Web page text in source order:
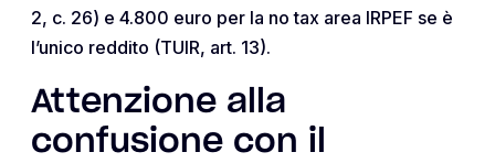
2, c. 26) e 4.800 euro per la no tax area IRPEF se è
l’unico reddito (TUIR, art. 13).
Attenzione alla
confusione con il